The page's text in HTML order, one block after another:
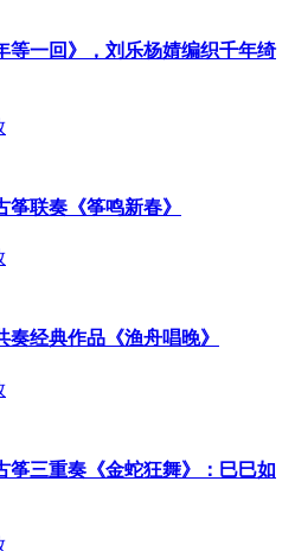
等一回》，刘乐杨婧编织千年绮
联奏《筝鸣新春》
经典作品《渔舟唱晚》
筝三重奏《金蛇狂舞》：巳巳如